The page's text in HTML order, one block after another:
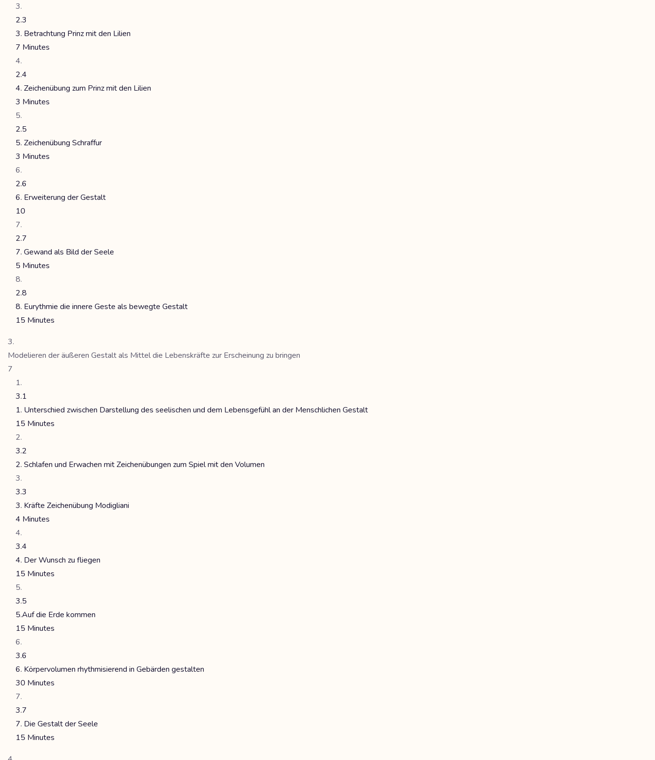
2.3
3. Betrachtung Prinz mit den Lilien
7 Minutes
2.4
4. Zeichenübung zum Prinz mit den Lilien
3 Minutes
2.5
5. Zeichenübung Schraffur
3 Minutes
2.6
6. Erweiterung der Gestalt
10
2.7
7. Gewand als Bild der Seele
5 Minutes
2.8
8. Eurythmie die innere Geste als bewegte Gestalt
15 Minutes
Modelieren der äußeren Gestalt als Mittel die Lebenskräfte zur Erscheinung zu bringen
7
3.1
1. Unterschied zwischen Darstellung des seelischen und dem Lebensgefühl an der Menschlichen Gestalt
15 Minutes
3.2
2. Schlafen und Erwachen mit Zeichenübungen zum Spiel mit den Volumen
3.3
3. Kräfte Zeichenübung Modigliani
4 Minutes
3.4
4. Der Wunsch zu fliegen
15 Minutes
3.5
5.Auf die Erde kommen
15 Minutes
3.6
6. Körpervolumen rhythmisierend in Gebärden gestalten
30 Minutes
3.7
7. Die Gestalt der Seele
15 Minutes